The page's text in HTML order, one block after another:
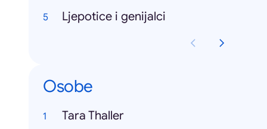
Ljepotice i genijalci
Osobe
Tara Thaller